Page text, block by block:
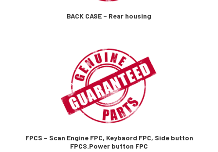
BACK CASE – Rear housing
FPCS – Scan Engine FPC, Keybaord FPC, Side button
FPCS.Power button FPC